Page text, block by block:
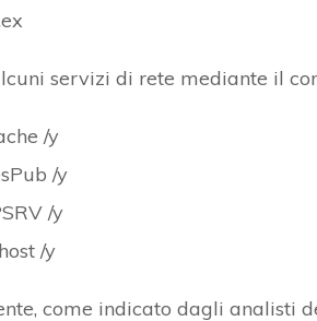
servizi di rete mediante il
/y
/y
/y
/y
come indicato dagli analisti